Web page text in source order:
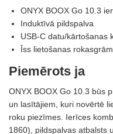
ONYX BOOX Go 10.3
Induktīvā pildspalva
USB-C datu/kārtošanas
Īss lietošanas
Piemērots ja
ONYX BOOX Go 10.3 būs
un lasītājiem, kuri novērtē
roku piezīmes. Ierīces
1860), pildspalvas atbalsts